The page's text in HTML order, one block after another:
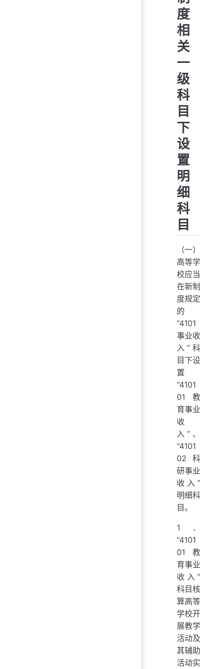
度
相
关
一
级
科
目
下
设
置
明
细
科
目
（一）
高等学
校应当
在新制
度规定
的
“4101
事业收
入”科
目下设
置
“4101
01 教
育事业
收
入”、
“4101
02 科
研事业
收入”
明细科
目。
1．
“4101
01 教
育事业
收入”
科目核
算高等
学校开
展教学
活动及
其辅助
活动实